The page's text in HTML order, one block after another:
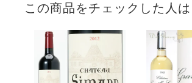
この商品をチェックした人